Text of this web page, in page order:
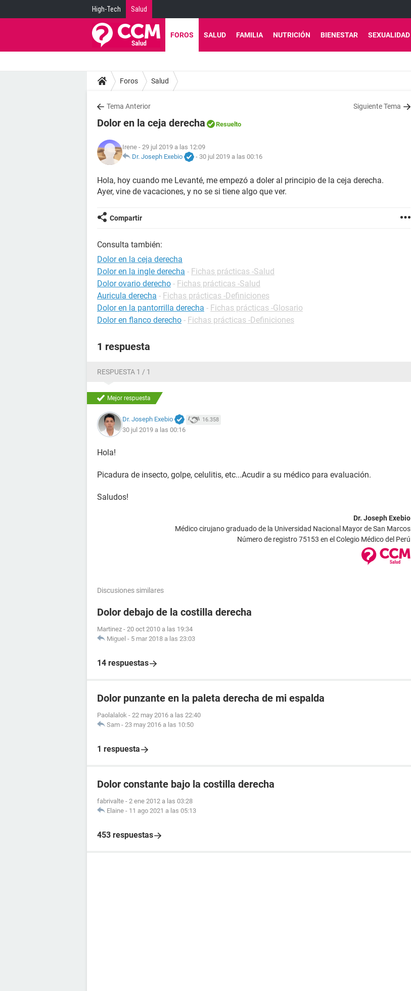
High-Tech Salud
FOROS SALUD FAMILIA NUTRICIÓN BIENESTAR SEXUALIDAD
Foros Salud
Tema Anterior Siguiente Tema
Dolor en la ceja derecha Resuelto
Irene - 29 jul 2019 a las 12:09
Dr. Joseph Exebio
- 30 jul 2019 a las 00:16
Hola, hoy cuando me Levanté, me empezó a doler al principio de la ceja derecha.
Ayer, vine de vacaciones, y no se si tiene algo que ver.
Compartir
Consulta también:
Dolor en la ceja derecha
Dolor en la ingle derecha - Fichas prácticas -Salud
Dolor ovario derecho - Fichas prácticas -Salud
Auricula derecha - Fichas prácticas -Definiciones
Dolor en la pantorrilla derecha - Fichas prácticas -Glosario
Dolor en flanco derecho - Fichas prácticas -Definiciones
1 respuesta
RESPUESTA 1 / 1
Mejor respuesta
Dr. Joseph Exebio 16.358
30 jul 2019 a las 00:16
Hola!
Picadura de insecto, golpe, celulitis, etc...Acudir a su médico para evaluación.
Saludos!
Dr. Joseph Exebio
Médico cirujano graduado de la Universidad Nacional Mayor de San Marcos
Número de registro 75153 en el Colegio Médico del Perú
Discusiones similares
Dolor debajo de la costilla derecha
Martinez - 20 oct 2010 a las 19:34
Miguel - 5 mar 2018 a las 23:03
14 respuestas
Dolor punzante en la paleta derecha de mi espalda
Paolalalok - 22 may 2016 a las 22:40
Sam - 23 may 2016 a las 10:50
1 respuesta
Dolor constante bajo la costilla derecha
fabrivalte - 2 ene 2012 a las 03:28
Elaine - 11 ago 2021 a las 05:13
453 respuestas